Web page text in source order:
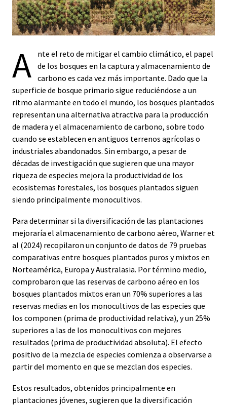
A
nte el reto de mitigar el cambio climático, el papel
de los bosques en la captura y almacenamiento de
carbono es cada vez más importante. Dado que la
superficie de bosque primario sigue reduciéndose a un
ritmo alarmante en todo el mundo, los bosques plantados
representan una alternativa atractiva para la producción
de madera y el almacenamiento de carbono, sobre todo
cuando se establecen en antiguos terrenos agrícolas o
industriales abandonados. Sin embargo, a pesar de
décadas de investigación que sugieren que una mayor
riqueza de especies mejora la productividad de los
ecosistemas forestales, los bosques plantados siguen
siendo principalmente monocultivos.
Para determinar si la diversificación de las plantaciones
mejoraría el almacenamiento de carbono aéreo, Warner et
al (2024) recopilaron un conjunto de datos de 79 pruebas
comparativas entre bosques plantados puros y mixtos en
Norteamérica, Europa y Australasia. Por término medio,
comprobaron que las reservas de carbono aéreo en los
bosques plantados mixtos eran un 70% superiores a las
reservas medias en los monocultivos de las especies que
los componen (prima de productividad relativa), y un 25%
superiores a las de los monocultivos con mejores
resultados (prima de productividad absoluta). El efecto
positivo de la mezcla de especies comienza a observarse a
partir del momento en que se mezclan dos especies.
Estos resultados, obtenidos principalmente en
plantaciones jóvenes, sugieren que la diversificación